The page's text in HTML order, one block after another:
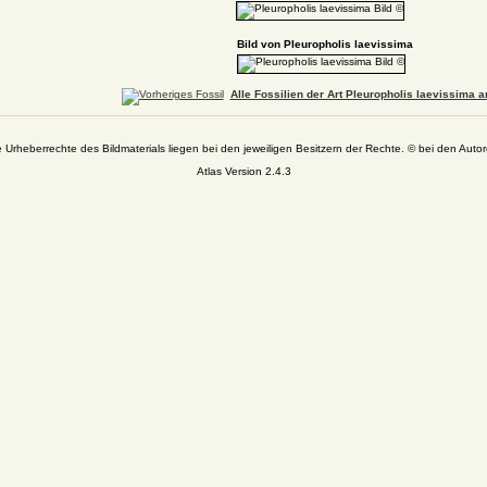
Bild von Pleuropholis laevissima
Alle Fossilien der Art Pleuropholis laevissima
Urheberrechte des Bildmaterials liegen bei den jeweiligen Besitzern der Rechte. © bei den
Atlas Version 2.4.3